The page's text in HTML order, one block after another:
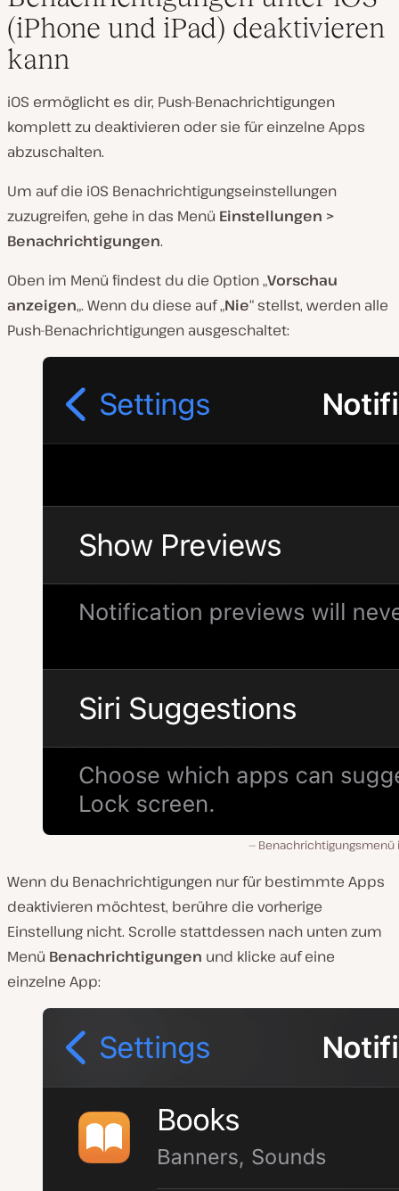
(iPhone und iPad) deaktivieren
kann
iOS ermöglicht es dir, Push-Benachrichtigungen
komplett zu deaktivieren oder sie für einzelne Apps
abzuschalten.
Um auf die iOS Benachrichtigungseinstellungen
zuzugreifen, gehe in das Menü Einstellungen >
Benachrichtigungen.
Oben im Menü findest du die Option „Vorschau
anzeigen„. Wenn du diese auf „Nie“ stellst, werden alle
Push-Benachrichtigungen ausgeschaltet:
Benachrichtigungsmenü
Wenn du Benachrichtigungen nur für bestimmte Apps
deaktivieren möchtest, berühre die vorherige
Einstellung nicht. Scrolle stattdessen nach unten zum
Menü Benachrichtigungen und klicke auf eine
einzelne App: